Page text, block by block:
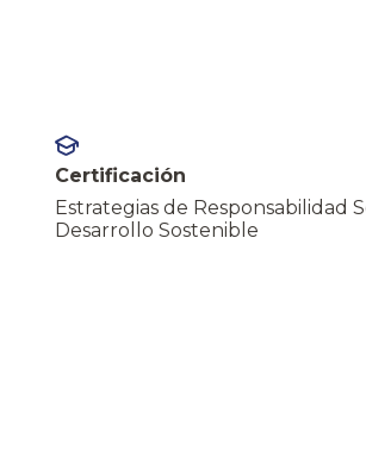
Certificación
Estrategias de Responsabilidad
Desarrollo Sostenible